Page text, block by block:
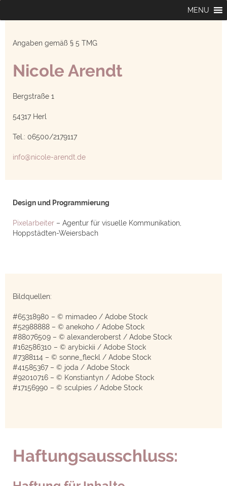
Angaben gemäß § 5 TMG
Nicole Arendt
Bergstraße 1
54317 Herl
Tel.: 06500/2179117
info@nicole-arendt.de
Design und Programmierung
Pixelarbeiter – Agentur für visuelle Kommunikation,
Hoppstädten-Weiersbach
Bildquellen:
#65318980 – © mimadeo / Adobe Stock
#52988888 – © anekoho / Adobe Stock
#88076509 – © alexanderoberst / Adobe Stock
#162586310 – © arybickii / Adobe Stock
#7388114 – © sonne_fleckl / Adobe Stock
#41585367 – © joda / Adobe Stock
#92010716 – © Konstiantyn / Adobe Stock
#17156990 – © sculpies / Adobe Stock
Haftungsausschluss: